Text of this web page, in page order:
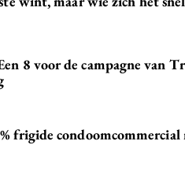
8 voor de campagne van
frigide